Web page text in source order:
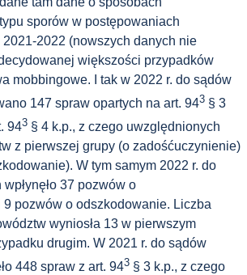
sporów w postępowaniach
2022 (nowszych danych nie
większości przypadków
mobbingowe. I tak w 2022 r. do sądów
147 spraw opartych na art. 943 § 3
943 § 4 k.p., z czego uwzględnionych
z pierwszej grupy (o zadośćuczynienie)
W tym samym 2022 r. do
37 pozwów o
pozwów o odszkodowanie. Liczba
wyniosła 13 w pierwszym
drugim. W 2021 r. do sądów
448 spraw z art. 943 § 3 k.p., z czego